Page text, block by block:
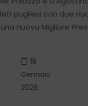
pugliesi con due
nuova Migliore
19
Gennaio
2026